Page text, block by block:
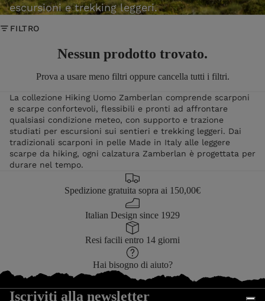
escursioni e trekking leggeri.
FILTRO
Nessun prodotto trovato.
Prova a usare meno filtri oppure cancella tutti i filtri.
La collezione Hiking Uomo Zamberlan comprende scarponi
e scarpe confortevoli, flessibili e pronti ad affrontare
qualsiasi condizione meteo, con supporto e trazione
studiati per escursioni sui sentieri e trekking leggeri. Dai
tradizionali scarponi in pelle Made in Italy alle leggere
scarpe da hiking, ogni calzatura Zamberlan è progettata per
durare nel tempo.
Spedizione gratuita sopra ai 150,00€
Italian Design since 1929
Resi facili entro 14 giorni
Hai bisogno di aiuto?
Iscriviti alla newsletter